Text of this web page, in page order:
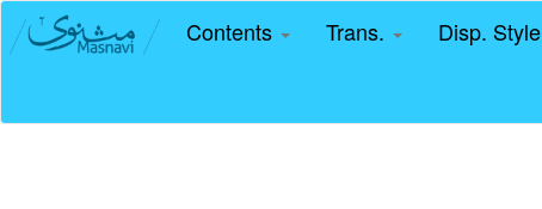
Contents Trans. Disp. Style